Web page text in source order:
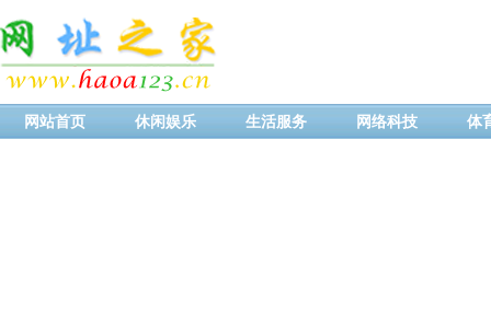
网站首页 休闲娱乐 生活服务 网络科技 体